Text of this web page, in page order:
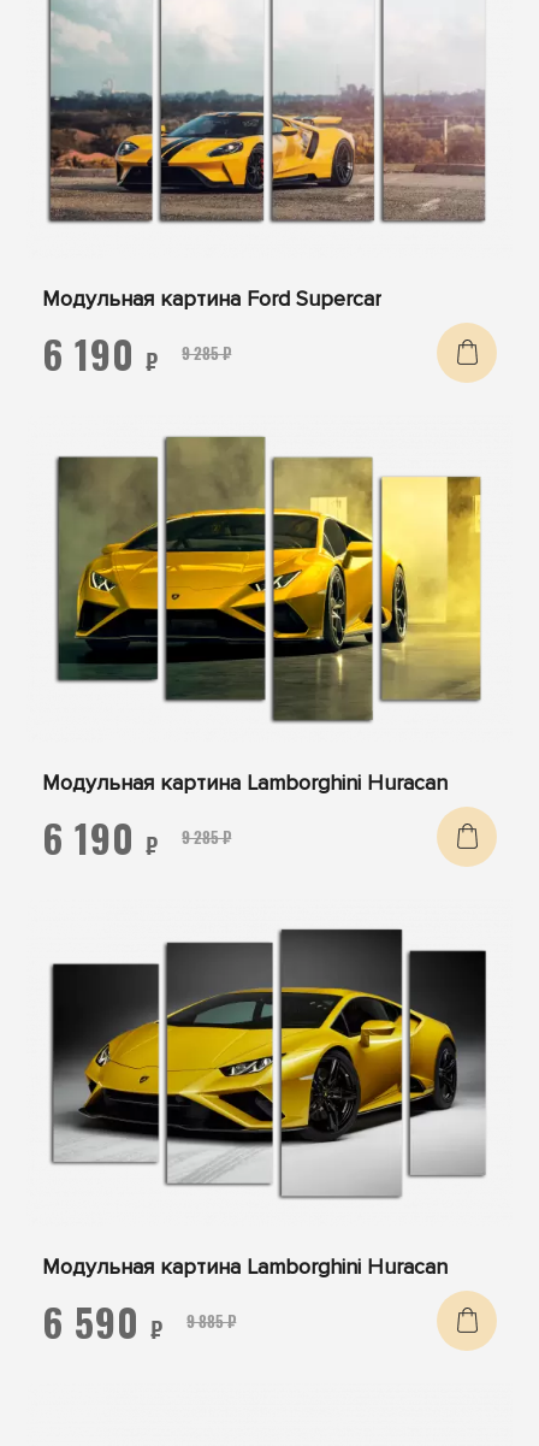
Модульная картина Ford Supercar
9 285 ₽
6 190 ₽
Модульная картина Lamborghini Huracan
9 285 ₽
6 190 ₽
Модульная картина Lamborghini Huracan
9 885 ₽
6 590 ₽